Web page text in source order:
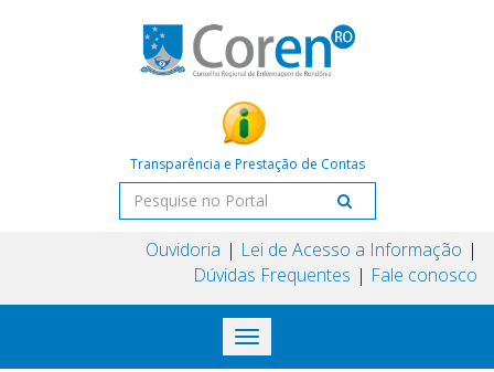
Transparência e Prestação de Contas
Ouvidoria
Lei de Acesso a Informação
Dúvidas Frequentes
Fale conosco
Toggle
navigation